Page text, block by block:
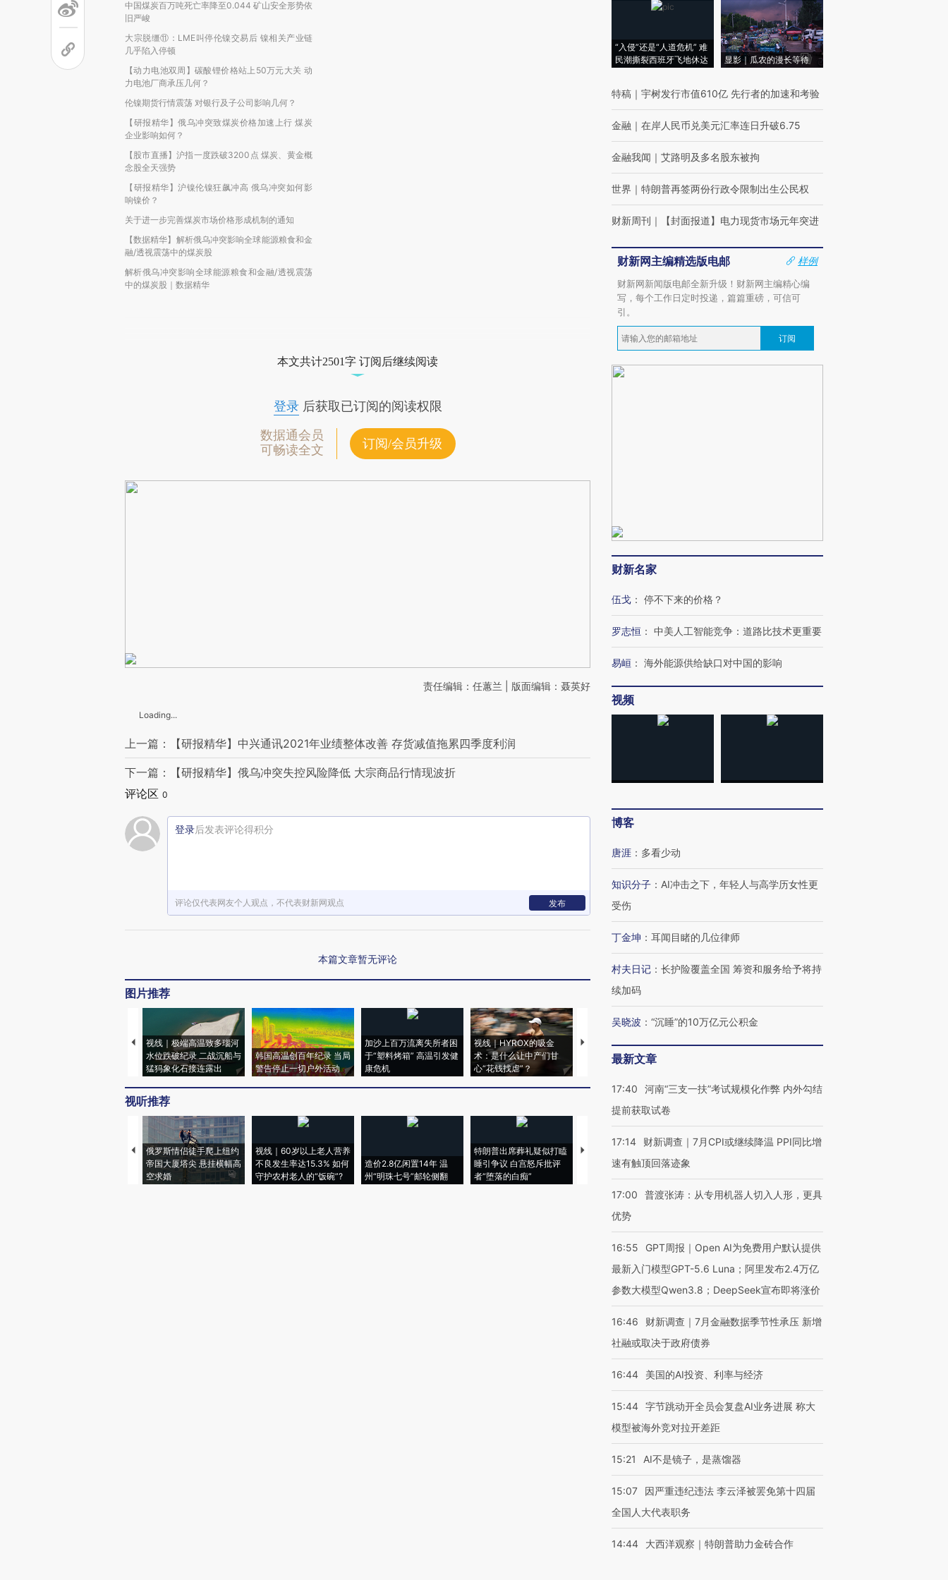
中国煤炭百万吨死亡率降至0.044 矿山安全形势依
旧严峻
大宗脱缰⑪：LME叫停伦镍交易后 镍相关产业链
几乎陷入停顿
【动力电池双周】碳酸锂价格站上50万元大关 动
力电池厂商承压几何？
伦镍期货行情震荡 对银行及子公司影响几何？
【研报精华】俄乌冲突致煤炭价格加速上行 煤炭
企业影响如何？
【股市直播】沪指一度跌破3200点 煤炭、黄金概
念股全天强势
【研报精华】沪镍伦镍狂飙冲高 俄乌冲突如何影
响镍价？
关于进一步完善煤炭市场价格形成机制的通知
【数据精华】解析俄乌冲突影响全球能源粮食和金
融/透视震荡中的煤炭股
解析俄乌冲突影响全球能源粮食和金融/透视震荡
中的煤炭股｜数据精华
本文共计2501字 订阅后继续阅读
登录后获取已订阅的阅读权限
数据通会员
可畅读全文
订阅/会员升级
责任编辑：任蕙兰 | 版面编辑：聂英好
Loading...
上一篇：【研报精华】中兴通讯2021年业绩整体改善 存货减值拖累四季度利润
下一篇：【研报精华】俄乌冲突失控风险降低 大宗商品行情现波折
评论区 0
登录后发表评论得积分
评论仅代表网友个人观点，不代表财新网观点 发布
本篇文章暂无评论
图片推荐
视线｜极端高温致多瑙河
水位跌破纪录 二战沉船与
猛犸象化石接连露出
韩国高温创百年纪录 当局
警告停止一切户外活动
加沙上百万流离失所者困
于“塑料烤箱” 高温引发健
康危机
视线｜HYROX的吸金
术：是什么让中产们甘
心“花钱找虐”？
马航飞行员跨国走私7万
粒摇头丸 尿检体内含3种
视线｜被称为“蟑螂”的印
视线｜“入侵”还是“人道危
视听推荐
俄罗斯情侣徒手爬上纽约
帝国大厦塔尖 悬挂横幅高
空求婚
视线｜60岁以上老人营养
不良发生率达15.3% 如何
守护农村老人的“饭碗”?
造价2.8亿闲置14年 温
州“明珠七号”邮轮侧翻
特朗普出席葬礼疑似打瞌
睡引争议 白宫怒斥批评
者“堕落的白痴”
视线｜全球最热百城独占
97个 印度如何熬过48°C
阿根廷3-0阿尔及利亚
兹奖得主的“非天才”拼图
“入侵”还是“人道危机” 难
民潮撕裂西班牙飞地休达
显影｜瓜农的漫长等待
特稿 ｜ 宇树发行市值610亿 先行者的加速和考验
金融 ｜ 在岸人民币兑美元汇率连日升破6.75
金融我闻 ｜ 艾路明及多名股东被拘
世界 ｜ 特朗普再签两份行政令限制出生公民权
财新周刊 ｜ 【封面报道】电力现货市场元年突进
财新网主编精选版电邮
样例
财新网新闻版电邮全新升级！财新网主编精心编
写，每个工作日定时投递，篇篇重磅，可信可
引。
订阅
财新名家
伍戈 ： 停不下来的价格？
罗志恒 ： 中美人工智能竞争：道路比技术更重要
易峘 ： 海外能源供给缺口对中国的影响
视频
博客
唐涯 ： 多看少动
知识分子 ： AI冲击之下，年轻人与高学历女性更
受伤
丁金坤 ： 耳闻目睹的几位律师
村夫日记 ： 长护险覆盖全国 筹资和服务给予将持
续加码
吴晓波 ： “沉睡”的10万亿元公积金
最新文章
17:40
河南“三支一扶”考试规模化作弊 内外勾结
提前获取试卷
17:14
财新调查｜7月CPI或继续降温 PPI同比增
速有触顶回落迹象
17:00
普渡张涛：从专用机器人切入人形，更具
优势
16:55
GPT周报｜Open AI为免费用户默认提供
最新入门模型GPT-5.6 Luna；阿里发布2.4万亿
参数大模型Qwen3.8；DeepSeek宣布即将涨价
16:46
财新调查｜7月金融数据季节性承压 新增
社融或取决于政府债券
16:44 美国的AI投资、利率与经济
15:44 字节跳动开全员会复盘AI业务进展 称大
模型被海外竞对拉开差距
15:21 AI不是镜子，是蒸馏器
15:07
因严重违纪违法 李云泽被罢免第十四届
全国人大代表职务
14:44 大西洋观察｜特朗普助力金砖合作